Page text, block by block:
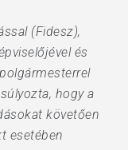
(Fidesz),
és
hogy a
követően
esetében